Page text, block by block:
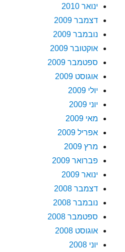
ינואר 2010
דצמבר 2009
נובמבר 2009
אוקטובר 2009
ספטמבר 2009
אוגוסט 2009
יולי 2009
יוני 2009
מאי 2009
אפריל 2009
מרץ 2009
פברואר 2009
ינואר 2009
דצמבר 2008
נובמבר 2008
ספטמבר 2008
אוגוסט 2008
יוני 2008